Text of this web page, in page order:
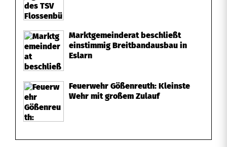
Marktgemeinderat beschließt
einstimmig Breitbandausbau in
Eslarn
Feuerwehr Gößenreuth: Kleinste
Wehr mit großem Zulauf